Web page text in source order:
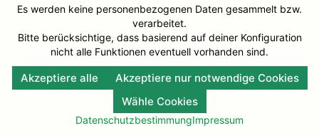
Es werden keine personenbezogenen Daten gesammelt bzw.
verarbeitet.
Bitte berücksichtige, dass basierend auf deiner Konfiguration
nicht alle Funktionen eventuell vorhanden sind.
Akzeptiere alle
Akzeptiere nur notwendige Cookies
Wähle Cookies
DatenschutzbestimmungImpressum